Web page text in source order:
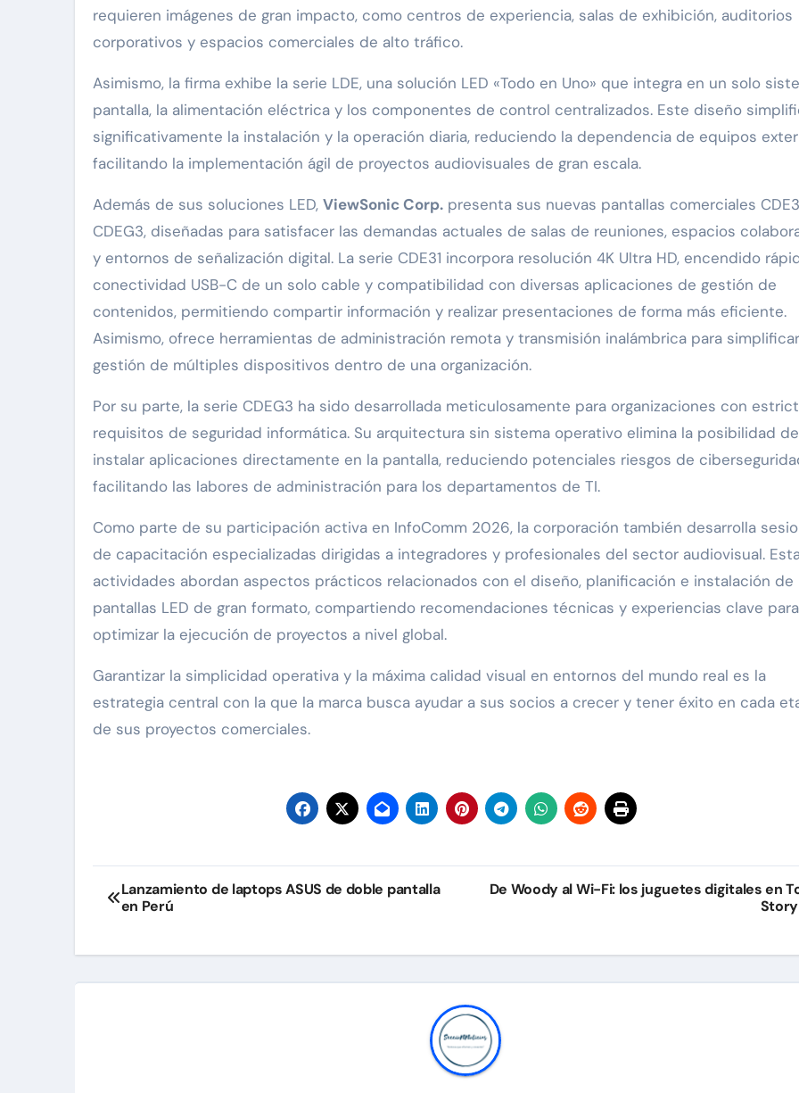
requieren imágenes de gran impacto, como centros de experiencia, salas de exhibición, auditorios
corporativos y espacios comerciales de alto tráfico.
Asimismo, la firma exhibe la serie LDE, una solución LED «Todo en Uno» que integra en un solo
pantalla, la alimentación eléctrica y los componentes de control centralizados. Este diseño
significativamente la instalación y la operación diaria, reduciendo la dependencia de equipos
facilitando la implementación ágil de proyectos audiovisuales de gran escala.
Además de sus soluciones LED, ViewSonic Corp. presenta sus nuevas pantallas comerciales
CDEG3, diseñadas para satisfacer las demandas actuales de salas de reuniones, espacios
y entornos de señalización digital. La serie CDE31 incorpora resolución 4K Ultra HD, encendido
conectividad USB-C de un solo cable y compatibilidad con diversas aplicaciones de gestión de
contenidos, permitiendo compartir información y realizar presentaciones de forma más eficiente.
Asimismo, ofrece herramientas de administración remota y transmisión inalámbrica para
gestión de múltiples dispositivos dentro de una organización.
Por su parte, la serie CDEG3 ha sido desarrollada meticulosamente para organizaciones con
requisitos de seguridad informática. Su arquitectura sin sistema operativo elimina la posibilidad de
instalar aplicaciones directamente en la pantalla, reduciendo potenciales riesgos de
facilitando las labores de administración para los departamentos de TI.
Como parte de su participación activa en InfoComm 2026, la corporación también desarrolla
de capacitación especializadas dirigidas a integradores y profesionales del sector audiovisual.
actividades abordan aspectos prácticos relacionados con el diseño, planificación e instalación de
pantallas LED de gran formato, compartiendo recomendaciones técnicas y experiencias clave para
optimizar la ejecución de proyectos a nivel global.
Garantizar la simplicidad operativa y la máxima calidad visual en entornos del mundo real es la
estrategia central con la que la marca busca ayudar a sus socios a crecer y tener éxito en cada
de sus proyectos comerciales.
Navegación
de
entradas
Lanzamiento de laptops ASUS de doble pantalla
en Perú
De Woody al Wi-Fi: los juguetes digitales en